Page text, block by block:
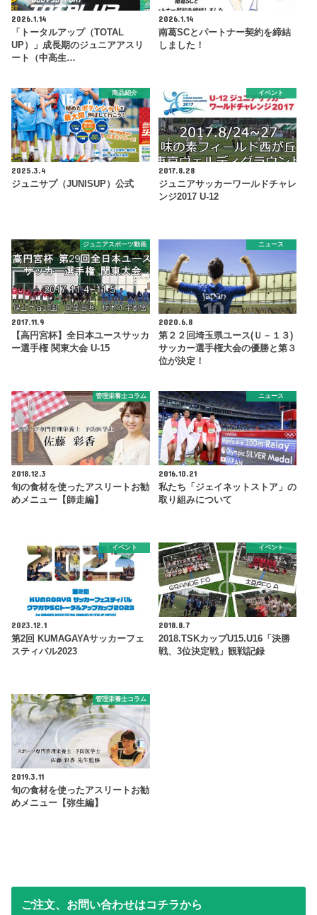
2026.1.14
「トータルアップ（TOTAL
UP）」成長期のジュニアアスリ
ート（中高生…
2026.1.14
南葛SCとパートナー契約を締結
しました！
商品紹介
2025.3.4
ジュニサプ（JUNISUP）公式
イベント
2017.8.28
ジュニアサッカーワールドチャレ
ンジ2017 U-12
ジュニアスポーツ動画
2017.11.9
【高円宮杯】全日本ユースサッカ
ー選手権 関東大会 U-15
ニュース
2020.6.8
第２２回埼玉県ユース(Ｕ－１３)
サッカー選手権大会の優勝と第３
位が決定！
管理栄養士コラム
2018.12.3
旬の食材を使ったアスリートお勧
めメニュー【師走編】
ニュース
2016.10.21
私たち「ジェイネットストア」の
取り組みについて
イベント
2023.12.1
第2回 KUMAGAYAサッカーフェ
スティバル2023
イベント
2018.8.7
2018.TSKカップU15.U16「決勝
戦、3位決定戦」観戦記録
管理栄養士コラム
2019.3.11
旬の食材を使ったアスリートお勧
めメニュー【弥生編】
ご注文、お問い合わせはコチラから